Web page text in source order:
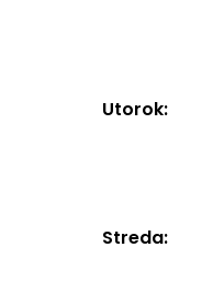
Utorok:
Streda: